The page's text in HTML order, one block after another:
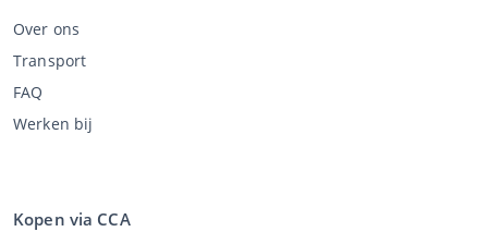
Over ons
Transport
FAQ
Werken bij
Kopen via CCA